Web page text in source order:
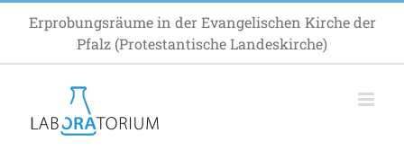
springen
Erprobungsräume in der Evangelischen Kirche der
Pfalz (Protestantische Landeskirche)